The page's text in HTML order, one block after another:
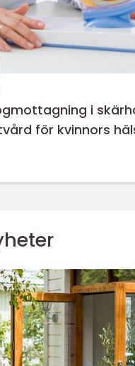
i
för kvinnors